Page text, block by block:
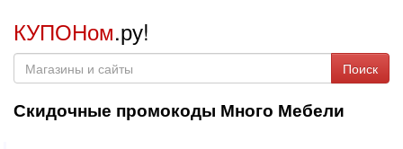
КУПОНом.ру!
Поиск
Скидочные промокоды Много Мебели